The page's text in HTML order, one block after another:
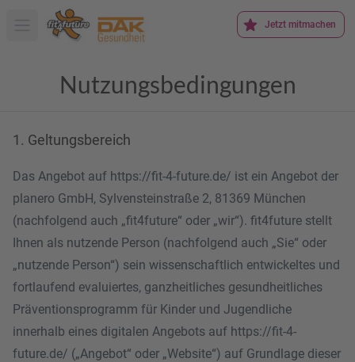
Hauptmenü öffnen
Jetzt mitmachen
Nutzungsbedingungen
1. Geltungsbereich
Das Angebot auf https://fit-4-future.de/ ist ein Angebot der
planero GmbH, Sylvensteinstraße 2, 81369 München
(nachfolgend auch „fit4future“ oder „wir“). fit4future stellt
Ihnen als nutzende Person (nachfolgend auch „Sie“ oder
„nutzende Person“) sein wissenschaftlich entwickeltes und
fortlaufend evaluiertes, ganzheitliches gesundheitliches
Präventionsprogramm für Kinder und Jugendliche
innerhalb eines digitalen Angebots auf https://fit-4-
future.de/ („Angebot“ oder „Website“) auf Grundlage dieser